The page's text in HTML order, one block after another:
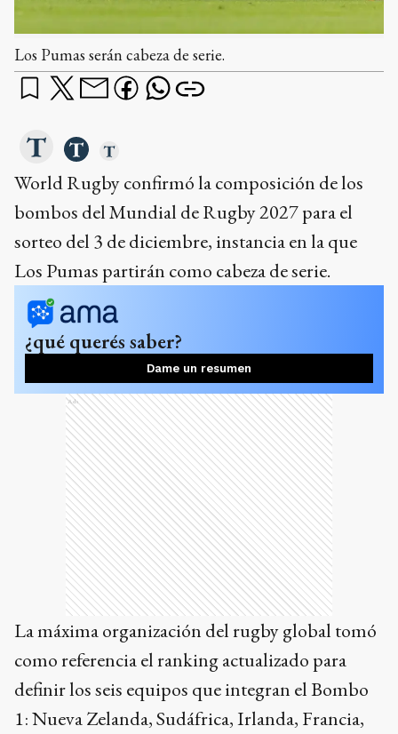
Los Pumas serán cabeza de serie.
World Rugby confirmó la composición de los
bombos del Mundial de Rugby 2027 para el
sorteo del 3 de diciembre, instancia en la que
Los Pumas partirán como cabeza de serie.
¿qué querés saber?
Dame un resumen
Ads
La máxima organización del rugby global tomó
como referencia el ranking actualizado para
definir los seis equipos que integran el Bombo
1: Nueva Zelanda, Sudáfrica, Irlanda, Francia,